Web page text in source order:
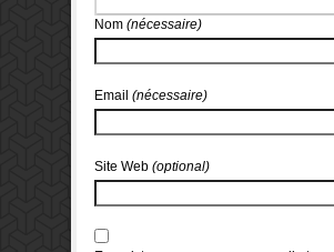
Nom (nécessaire)
Email (nécessaire)
Site Web (optional)